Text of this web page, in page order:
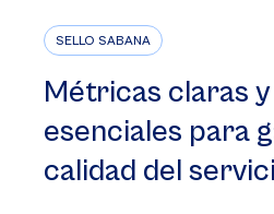
SELLO SABANA
Métricas claras
esenciales para
calidad del